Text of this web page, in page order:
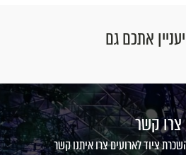
אתכם גם
צרו קשר
ציוד לארועים צרו איתנו קשר